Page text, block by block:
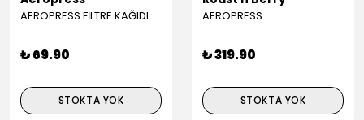
AEROPRESS FİLTRE KAĞIDI (350)
₺ 69.90
STOKTA YOK
AEROPRESS
₺ 319.90
STOKTA YOK